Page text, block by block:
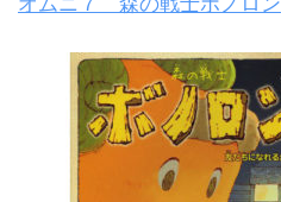
オムニ７ 森の戦士ボノロン